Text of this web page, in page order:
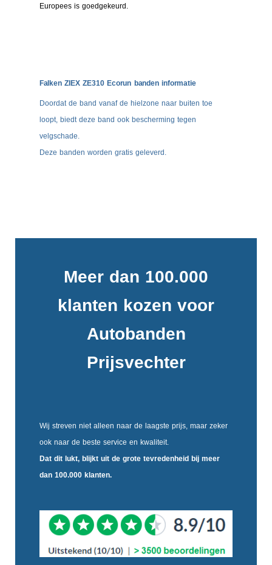
Europees is goedgekeurd.
Falken ZIEX ZE310 Ecorun banden informatie
Doordat de band vanaf de hielzone naar buiten toe
loopt, biedt deze band ook bescherming tegen
velgschade.
Deze banden worden gratis geleverd.
Meer dan 100.000
klanten kozen voor
Autobanden
Prijsvechter
Wij streven niet alleen naar de laagste prijs, maar zeker
ook naar de beste service en kwaliteit.
Dat dit lukt, blijkt uit de grote tevredenheidbij meer
dan 100.000 klanten.